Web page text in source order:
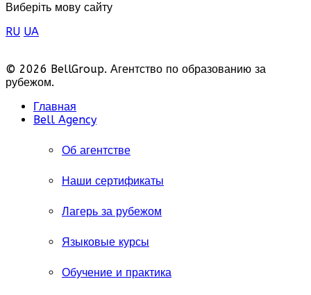
Виберіть мову сайту
RU UA
© 2026 BellGroup. Агентство по образованию за
рубежом.
Главная
Bell Agency
Об агентстве
Наши сертификаты
Лагерь за рубежом
Языковые курсы
Обучение и практика